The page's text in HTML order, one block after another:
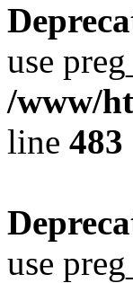
use
/www/
line 483
use